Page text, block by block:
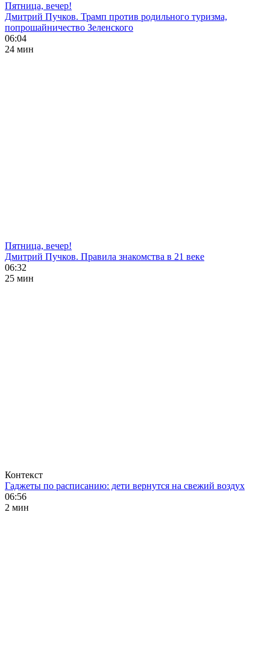
Пятница, вечер!
Дмитрий Пучков. Трамп против родильного туризма,
попрошайничество Зеленского
06:04
24 мин
Пятница, вечер!
Дмитрий Пучков. Правила знакомства в 21 веке
06:32
25 мин
Контекст
Гаджеты по расписанию: дети вернутся на свежий воздух
06:56
2 мин